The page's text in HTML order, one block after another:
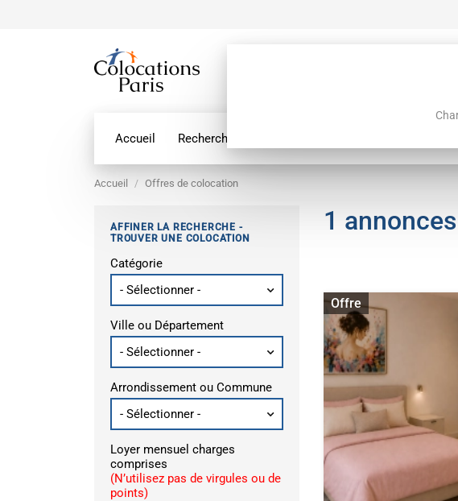
Accueil Recherche par géolocalisation
Accueil Offres de colocation
AFFINER LA RECHERCHE -
TROUVER UNE COLOCATION
Catégorie
Ville ou Département
Arrondissement ou Commune
Loyer mensuel charges
comprises
(N’utilisez pas de virgules ou de
points)
1
Offre
Chambre à louer